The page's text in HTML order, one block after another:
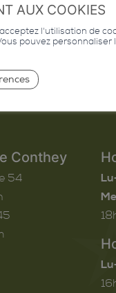
Conthey
54
AUX COOKIES
l'utilisation de
pouvez